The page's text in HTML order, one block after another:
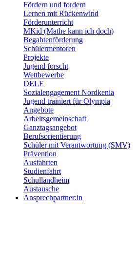
Fördern und fordern
Lernen mit Rückenwind
Förderunterricht
MKid (Mathe kann ich doch)
Begabtenförderung
Schülermentoren
Projekte
Jugend forscht
Wettbewerbe
DELF
Sozialengagement Nordkenia
Jugend trainiert für Olympia
Angebote
Arbeitsgemeinschaft
Ganztagsangebot
Berufsorientierung
Schüler mit Verantwortung (SMV)
Prävention
Ausfahrten
Studienfahrt
Schullandheim
Austausche
Ansprechpartner:in